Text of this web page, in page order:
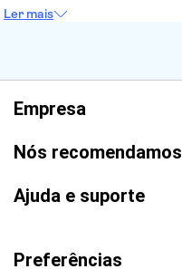
Torre de Belém
Ler mais
Empresa
Nós recomendamos
Ajuda e suporte
Preferências